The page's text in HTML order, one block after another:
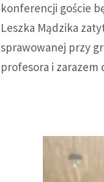
konferencji goście
Leszka Mądzika
sprawowanej przy
profesora i zarazem